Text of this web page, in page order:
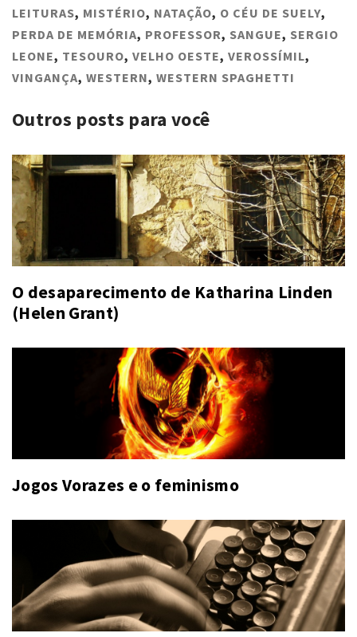
LEITURAS, MISTÉRIO, NATAÇÃO, O CÉU DE SUELY,
PERDA DE MEMÓRIA, PROFESSOR, SANGUE, SERGIO
LEONE, TESOURO, VELHO OESTE, VEROSSÍMIL,
VINGANÇA, WESTERN, WESTERN SPAGHETTI
Outros posts para você
O desaparecimento de Katharina Linden
(Helen Grant)
Jogos Vorazes e o feminismo